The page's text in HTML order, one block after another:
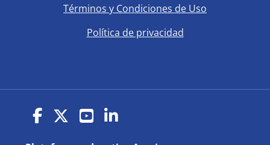
Términos y Condiciones de Uso
Política de privacidad
(opens in new window)
(opens in new window)
(opens in new window)
(opens in new window)